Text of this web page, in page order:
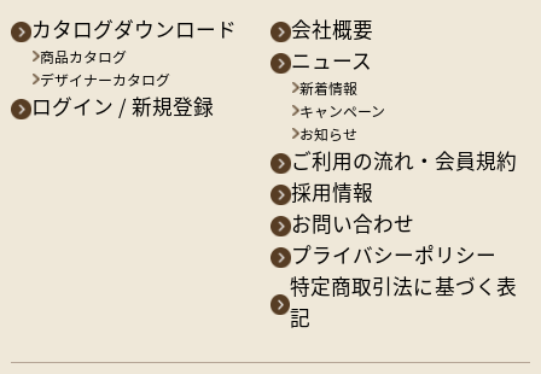
カタログダウンロード
商品カタログ
デザイナーカタログ
ログイン / 新規登録
会社概要
ニュース
新着情報
キャンペーン
お知らせ
ご利用の流れ・会員規約
採用情報
お問い合わせ
プライバシーポリシー
特定商取引法に基づく表
記